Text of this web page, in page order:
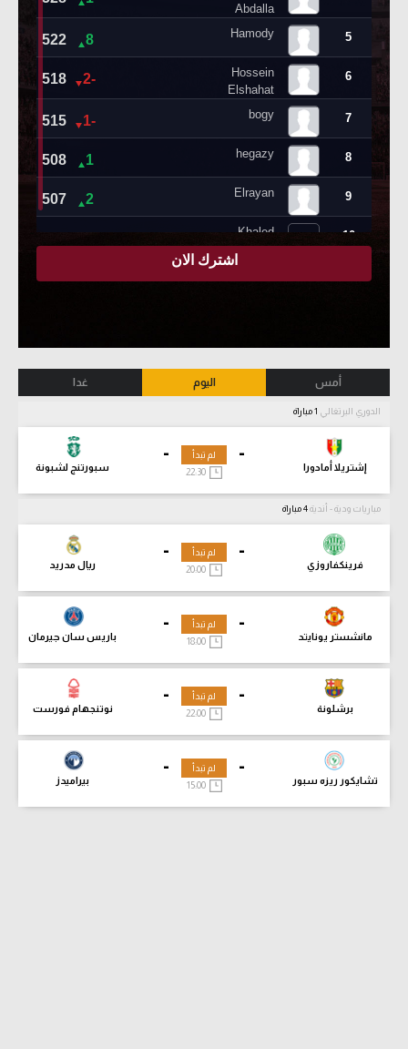
أمس اليوم غدا
الدوري البرتغالي
-
إشتريلا أمادورا
-
سبورتنج لشبونة
لم تبدأ
مباريات ودية - أندية
-
فرينكفاروزي
-
ريال مدريد
لم تبدأ
-
مانشستر يونايتد
-
باريس سان جيرمان
لم تبدأ
18:00
-
برشلونة
-
نوتنجهام فورست
لم تبدأ
-
تشايكور ريزه سبور
-
بيراميدز
لم تبدأ
15:00